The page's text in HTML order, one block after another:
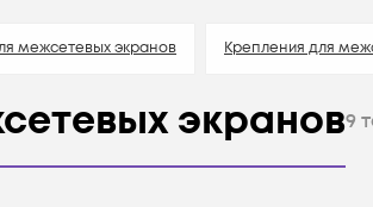
межсетевых экранов Крепления для
экранов9